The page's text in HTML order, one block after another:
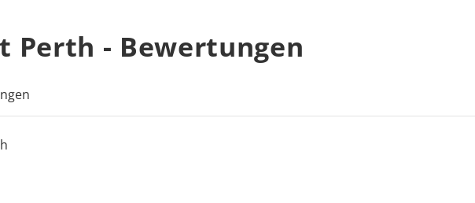
Perth - Bewertungen